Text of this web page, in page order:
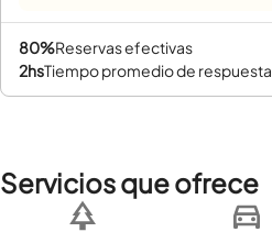
80% reservas efectivas
2hs tiempo promedio de respuesta
Servicios que ofrece